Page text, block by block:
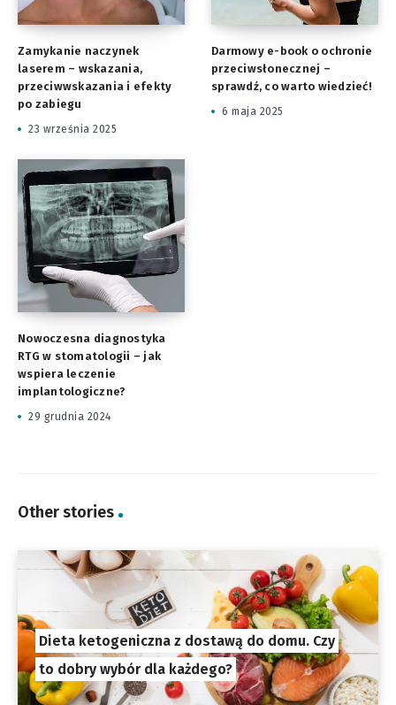
Zamykanie naczynek
laserem – wskazania,
przeciwwskazania i efekty
po zabiegu
23 września 2025
Darmowy e-book o ochronie
przeciwsłonecznej –
sprawdź, co warto wiedzieć!
6 maja 2025
Nowoczesna diagnostyka
RTG w stomatologii – jak
wspiera leczenie
implantologiczne?
29 grudnia 2024
Other stories
Dieta ketogeniczna z dostawą do domu. Czy
to dobry wybór dla każdego?